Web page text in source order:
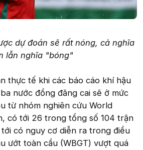
dự đoán sẽ rất nóng, cả nghĩa
lẫn nghĩa "bóng"
thực tế khi các báo cáo khí hậu
nước đồng đăng cai sẽ ở mức
từ nhóm nghiên cứu World
có tới 26 trong tổng số 104 trận
tới có nguy cơ diễn ra trong điều
ướt toàn cầu (WBGT) vượt quá